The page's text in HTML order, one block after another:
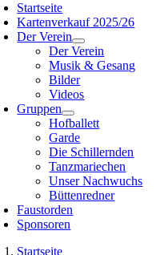
Startseite
Kartenverkauf 2025/26
Der Verein
Der Verein
Musik & Gesang
Bilder
Videos
Gruppen
Hofballett
Garde
Die Schillernden
Tanzmariechen
Unser Nachwuchs
Büttenredner
Faustorden
Sponsoren
Startseite